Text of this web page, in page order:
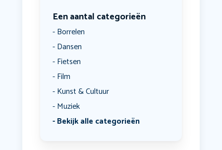
Een aantal categorieën
Borrelen
Dansen
Fietsen
Film
Kunst & Cultuur
Muziek
Bekijk alle categorieën